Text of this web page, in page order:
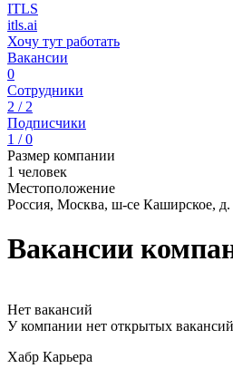
ITLS
itls.ai
Хочу тут работать
Вакансии
0
Сотрудники
2 / 2
Подписчики
1 / 0
Размер компании
1 человек
Местоположение
Россия, Москва, ш-се Каширское, д.
Вакансии
Нет вакансий
У компании нет открытых вакансий
Хабр Карьера